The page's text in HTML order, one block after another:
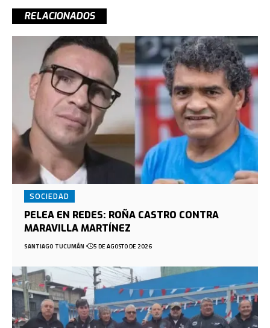
RELACIONADOS
SOCIEDAD
PELEA EN REDES: ROÑA CASTRO CONTRA
MARAVILLA MARTÍNEZ
SANTIAGO TUCUMÁN 5 DE AGOSTO DE 2026